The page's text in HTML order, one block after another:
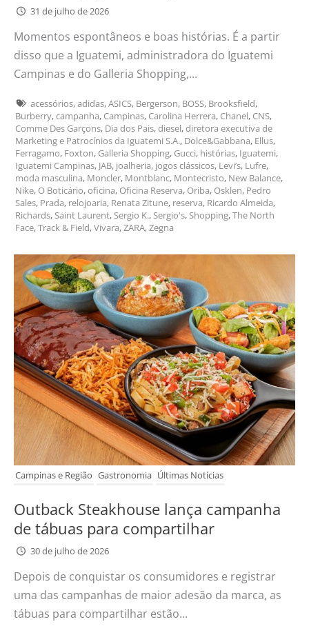
31 de julho de 2026
Momentos espontâneos e boas histórias. É a partir
disso que a Iguatemi, administradora do Iguatemi
Campinas e do Galleria Shopping,...
acessórios,adidas,ASICS, Bergerson, BOSS, Brooksfield,
Burberry,campanha, Campinas, Carolina Herrera, Chanel, CNS,
Comme Des Garçons, Dia dos Pais,diesel,diretora executiva de
Marketing e Patrocínios da Iguatemi S.A., Dolce&Gabbana, Ellus,
Ferragamo, Foxton, Galleria Shopping, Gucci, histórias, Iguatemi,
Iguatemi Campinas, JAB, joalheria, jogos clássicos, Levi’s, Lufre,
moda masculina, Moncler, Montblanc, Montecristo, New Balance,
Nike, O Boticário,oficina, Oficina Reserva, Oriba, Osklen, Pedro
Sales, Prada, relojoaria, Renata Zitune, reserva, Ricardo Almeida,
Richards,Saint Laurent,Sergio K.,Sergio's,Shopping,The North
Face,Track & Field,Vivara,ZARA,Zegna
Campinas e Região Gastronomia Últimas Notícias
Outback Steakhouse lança campanha
de tábuas para compartilhar
30 de julho de 2026
Depois de conquistar os consumidores e registrar
uma das campanhas de maior adesão da marca, as
tábuas para compartilhar estão...